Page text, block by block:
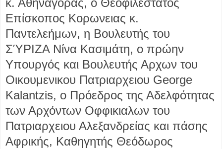
Επίσκοπος Κορωνειας κ.
Παντελεήμων, η Βουλευτής του
ΣΎΡΙΖΑ Νίνα Κασιμάτη, ο πρώην
Υπουργός και Βουλευτής Αρχων του
Οικουμενικου Πατριαρχειου George
Kalantzis, ο Πρόεδρος της Αδελφότητας
των Αρχόντων Οφφικιαλων του
Πατριαρχειου Αλεξανδρείας και πάσης
Αφρικής, Καθηγητής Θεόδωρος